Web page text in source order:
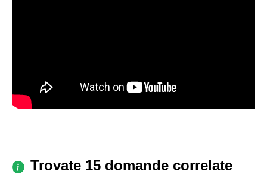
Trovate 15 domande correlate